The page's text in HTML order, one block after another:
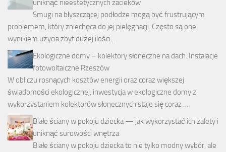
uniknąć nieestetycznych zacieków
Smugi na błyszczącej podłodze mogą być frustrującym
problemem, który zniechęca do jej pielęgnacji. Często są one
wynikiem użycia zbyt dużej ilości …
Ekologiczne domy – kolektory słoneczne na dach. Instalacje
fotowoltaiczne Rzeszów
W obliczu rosnących kosztów energii oraz coraz większej
świadomości ekologicznej, inwestycja w ekologiczne domy z
wykorzystaniem kolektorów słonecznych staje się coraz …
Białe ściany w pokoju dziecka — jak wykorzystać ich zalety i
uniknąć surowości wnętrza
Białe ściany w pokoju dziecka to nie tylko modny wybór, ale